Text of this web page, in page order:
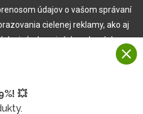
💥
údajov o vašom správaní
cielenej reklamy, ako aj
sieťach na iných webových
používame niekoľko kategórií